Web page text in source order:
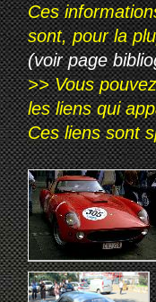
Ces
sont, pour la
(voir page
>> Vous
les liens qui
Ces liens sont